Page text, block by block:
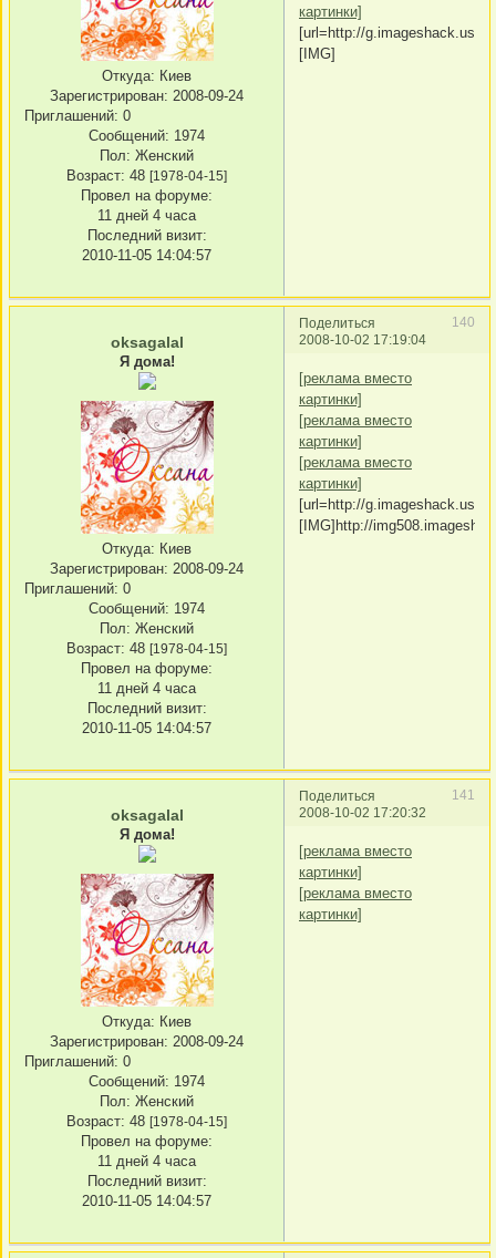
Откуда: Киев
Зарегистрирован: 2008-09-24
Приглашений: 0
Сообщений: 1974
Пол: Женский
Возраст: 48 [1978-04-15]
Провел на форуме:
11 дней 4 часа
Последний визит:
2010-11-05 14:04:57
картинки]
[url=http://g.imageshack.us/
[IMG]
Поделиться
140
2008-10-02 17:19:04
oksagalal
Я дома!
Откуда: Киев
Зарегистрирован: 2008-09-24
Приглашений: 0
Сообщений: 1974
Пол: Женский
Возраст: 48 [1978-04-15]
Провел на форуме:
11 дней 4 часа
Последний визит:
2010-11-05 14:04:57
[реклама вместо
картинки]
[реклама вместо
картинки]
[реклама вместо
картинки]
[url=http://g.imageshack.us/
[IMG]http://
Поделиться
141
2008-10-02 17:20:32
oksagalal
Я дома!
Откуда: Киев
Зарегистрирован: 2008-09-24
Приглашений: 0
Сообщений: 1974
Пол: Женский
Возраст: 48 [1978-04-15]
Провел на форуме:
11 дней 4 часа
Последний визит:
2010-11-05 14:04:57
[реклама вместо
картинки]
[реклама вместо
картинки]